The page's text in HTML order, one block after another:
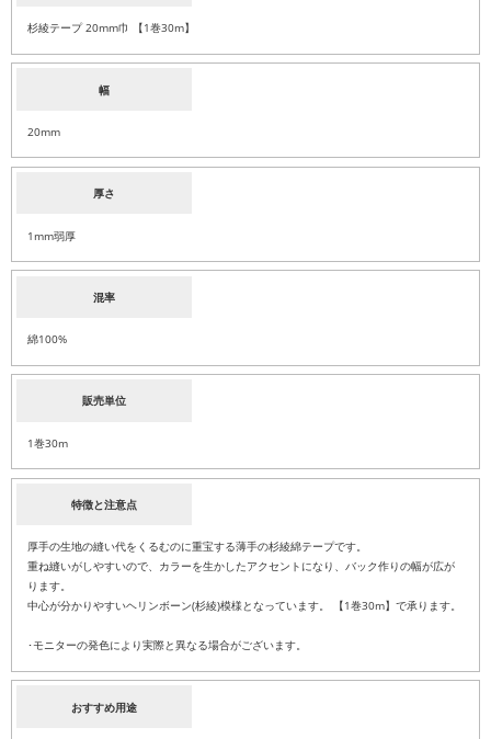
杉綾テープ 20mm巾 【1巻30m】
幅
20mm
厚さ
1mm弱厚
混率
綿100%
販売単位
1巻30m
特徴と注意点
厚手の生地の縫い代をくるむのに重宝する薄手の杉綾綿テープです。
重ね縫いがしやすいので、カラーを生かしたアクセントになり、バック作りの幅が広が
ります。
中心が分かりやすいヘリンボーン(杉綾)模様となっています。 【1巻30m】で承ります。
･モニターの発色により実際と異なる場合がございます。
おすすめ用途